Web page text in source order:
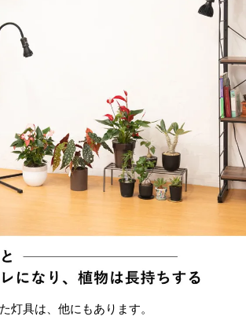
灯具は、他にもあります。